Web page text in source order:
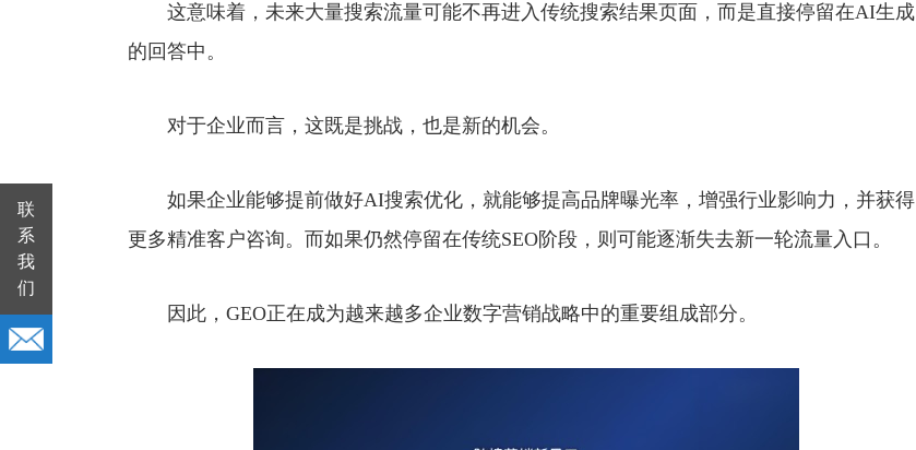
这意味着，未来大量搜索流量可能不再进入传统搜索结果页面，而是直接停留在AI生成
的回答中。
对于企业而言，这既是挑战，也是新的机会。
如果企业能够提前做好AI搜索优化，就能够提高品牌曝光率，增强行业影响力，并获得
更多精准客户咨询。而如果仍然停留在传统SEO阶段，则可能逐渐失去新一轮流量入口。
因此，GEO正在成为越来越多企业数字营销战略中的重要组成部分。
联
系
我
们